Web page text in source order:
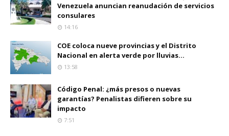
Venezuela anuncian reanudación de servicios
consulares
14:16
COE coloca nueve provincias y el Distrito
Nacional en alerta verde por lluvias...
13:58
Código Penal: ¿más presos o nuevas
garantías? Penalistas difieren sobre su
impacto
7:51